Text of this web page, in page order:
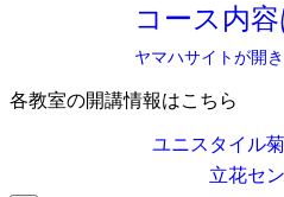
コース内
ヤマハサイトが開
各教室の開講情報はこちら
ユニスタイル
立花セ